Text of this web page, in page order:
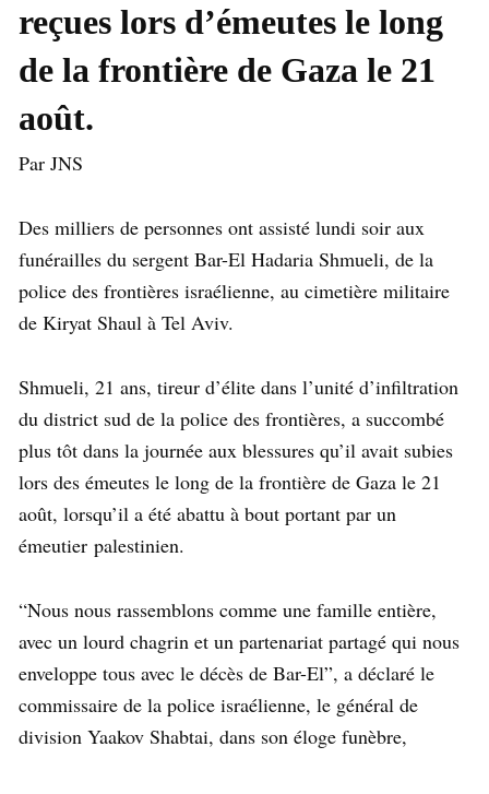
reçues lors d’émeutes le long
de la frontière de Gaza le 21
août.
Par JNS
Des milliers de personnes ont assisté lundi soir aux
funérailles du sergent Bar-El Hadaria Shmueli, de la
police des frontières israélienne, au cimetière militaire
de Kiryat Shaul à Tel Aviv.
Shmueli, 21 ans, tireur d’élite dans l’unité d’infiltration
du district sud de la police des frontières, a succombé
plus tôt dans la journée aux blessures qu’il avait subies
lors des émeutes le long de la frontière de Gaza le 21
août, lorsqu’il a été abattu à bout portant par un
émeutier palestinien.
“Nous nous rassemblons comme une famille entière,
avec un lourd chagrin et un partenariat partagé qui nous
enveloppe tous avec le décès de Bar-El”, a déclaré le
commissaire de la police israélienne, le général de
division Yaakov Shabtai, dans son éloge funèbre,